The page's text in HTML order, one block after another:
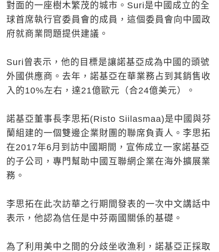
對面的一座樹木繁茂的城市。Suri是中國成立的全
球首席執行官委員會的成員，這個委員會向中國政
府就商業問題提供建議。
Suri曾表示，他的目標是讓諾基亞成為中國的頭號
外國供應商。去年，諾基亞在華業務占到其銷售收
入的10%左右，達21億歐元（合24億美元）。
諾基亞董事長李思拓(Risto Siilasmaa)是中國與芬
蘭組建的一個雙邊企業財團的聯席負責人。李思拓
在2017年6月到訪中國期間，宣佈成立一家諾基亞
的子公司，專門幫助中國互聯網企業在海外擴展業
務。
李思拓在此次訪華之行期間發表的一次中文講話中
表示，他認為信任是中芬兩國關係的基礎。
為了利用美中之間的分歧坐收漁利，諾基亞正採取